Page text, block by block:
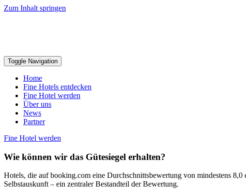
Zum Inhalt springen
Toggle Navigation
Home
Fine Hotels entdecken
Fine Hotel werden
Über uns
News
Partner
Fine Hotel werden
Wie können wir das Gütesiegel erhalten?
Hotels, die auf booking.com eine Durchschnittsbewertung von mindestens
Selbstauskunft – ein zentraler Bestandteil der Bewertung.